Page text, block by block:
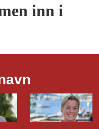
inn i